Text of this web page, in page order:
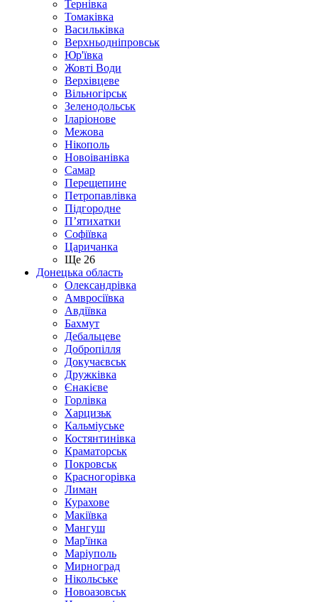
Тернівка
Томаківка
Васильківка
Верхньодніпровськ
Юр'ївка
Жовті Води
Верхівцеве
Вільногірськ
Зеленодольськ
Іларіонове
Межова
Нікополь
Новоіванівка
Самар
Перещепине
Петропавлівка
Підгородне
П’ятихатки
Софіївка
Царичанка
Ще 26
Донецька область
Олександрівка
Амвросіївка
Авдіївка
Бахмут
Дебальцеве
Добропілля
Докучаєвськ
Дружківка
Єнакієве
Горлівка
Харцизьк
Кальміуське
Костянтинівка
Краматорськ
Покровськ
Красногорівка
Лиман
Курахове
Макіївка
Мангуш
Мар'їнка
Маріуполь
Мирноград
Нікольське
Новоазовськ